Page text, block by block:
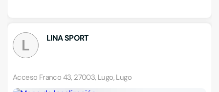
L LINA SPORT
Acceso Franco 43, 27003, Lugo, Lugo